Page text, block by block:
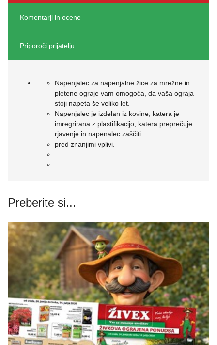
Komentarji in ocene
Priporoči prijatelju
Napenjalec za napenjalne žice za mrežne in
pletene ograje vam omogoča, da vaša ograja
stoji napeta še veliko let.
Napenjalec je izdelan iz kovine, katera je
imregrirana z plastifikacijo, katera preprečuje
rjavenje in napenalec zaščiti
pred znanjimi vplivi.
Preberite si...